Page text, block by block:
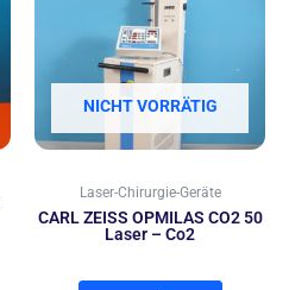
NICHT VORRÄTIG
Laser-Chirurgie-Geräte
CARL ZEISS OPMILAS CO2 50
Laser – Co2